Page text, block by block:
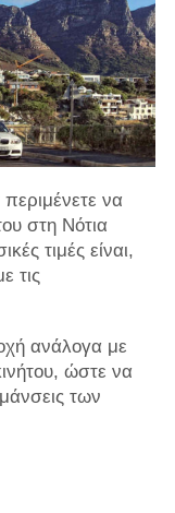
να
στη Νότια
τιμές είναι,
τις
ανάλογα με
ώστε να
των